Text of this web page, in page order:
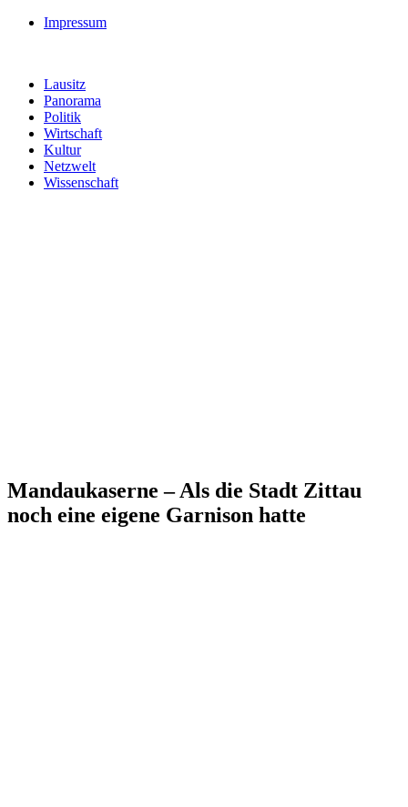
Impressum
Lausitz
Panorama
Politik
Wirtschaft
Kultur
Netzwelt
Wissenschaft
Mandaukaserne – Als die Stadt Zittau
noch eine eigene Garnison hatte